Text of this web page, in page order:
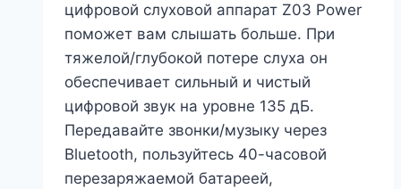
цифровой слуховой аппарат Z03 Power
поможет вам слышать больше. При
тяжелой/глубокой потере слуха он
обеспечивает сильный и чистый
цифровой звук на уровне 135 дБ.
Передавайте звонки/музыку через
Bluetooth, пользуйтесь 40-часовой
перезаряжаемой батареей,